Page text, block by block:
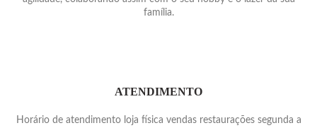
família.
ATENDIMENTO
Horário de atendimento loja física vendas restaurações segunda a